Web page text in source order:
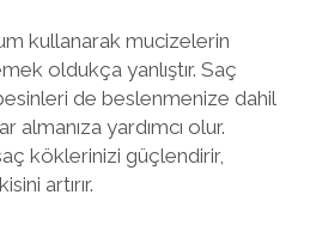
kullanarak mucizelerin
oldukça yanlıştır. Saç
de beslenmenize dahil
yardımcı olur.
köklerinizi güçlendirir,
artırır.